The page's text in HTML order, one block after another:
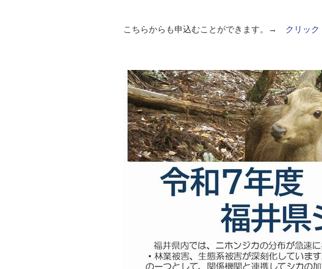
こちらからも申込むことができます。→ クリック